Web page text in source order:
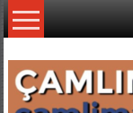
İçeriğe
geç